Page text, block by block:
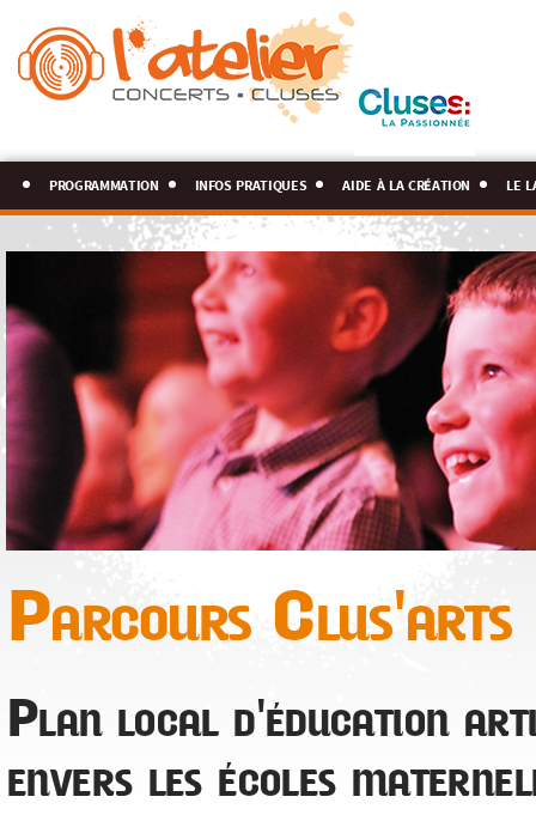
programmation infos pratiques aide à la création le
Parcours Clus'arts
Plan local d'éducation
envers les écoles